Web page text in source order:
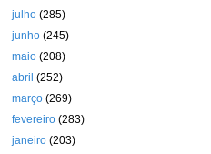
julho(285)
junho(245)
maio(208)
abril(252)
março(269)
fevereiro(283)
janeiro(203)